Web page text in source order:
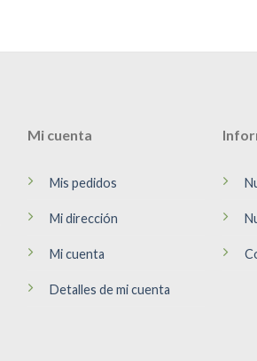
Mi cuenta
Mis pedidos
Mi dirección
Mi cuenta
Detalles de mi cuenta